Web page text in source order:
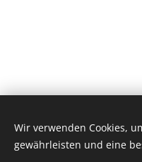
Wir verwenden Cookies,
gewährleisten und eine